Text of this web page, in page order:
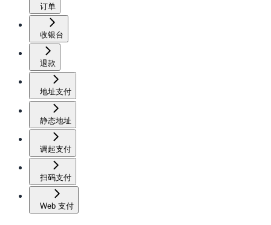
订单
收银台
退款
地址支付
静态地址
调起支付
扫码支付
Web 支付